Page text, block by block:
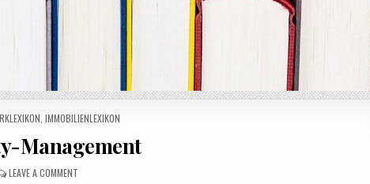
,IMMOBILIENLEXIKON
Management
LEAVE A COMMENTON FACILITY-MANAGEMENT